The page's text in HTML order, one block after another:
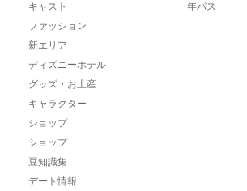
キャスト
ファッション
新エリア
ディズニーホテル
グッズ・お土産
キャラクター
ショップ
ショップ
豆知識集
デート情報
年パス